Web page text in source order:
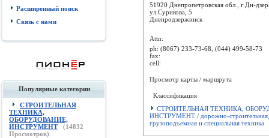
Расширенный поиск
Связь с нами
Популярные категории
СТРОИТЕЛЬНАЯ
ТЕХНИКА,
ОБОРУДОВАНИЕ,
ИНСТРУМЕНТ
(14832
Просмотров)
51920 Днепропетровская обл., г.Дн-
ул.Сурикова, 5
Днепродзержинск
Attn:
ph: (8067) 233-73-68, (044) 499-58-73
fax:
cell:
Просмотр карты / маршрута
Классификация
СТРОИТЕЛЬНАЯ ТЕХНИКА,
ИНСТРУМЕНТ / дорожно-строительная,
грузоподъемная и специальная техника